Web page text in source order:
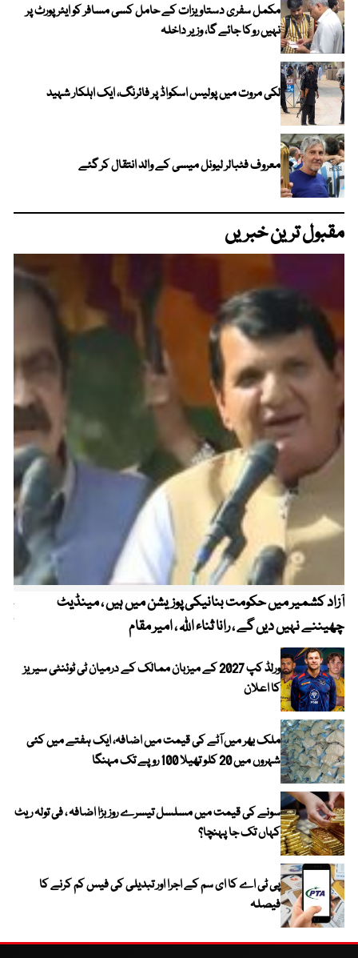
مکمل سفری دستاویزات کے حامل کسی مسافر کو ایئرپورٹ پر
نہیں روکا جائے گا، وزیر داخلہ
لکی مروت میں پولیس اسکواڈ پر فائرنگ، ایک اہلکار شہید
معروف فٹبالر لیونل میسی کے والد انتقال کر گئے
مقبول ترین خبریں
آزاد کشمیر میں حکومت بنانیکی پوزیشن میں ہیں ، مینڈیٹ
چھیننے نہیں دیں گے ، رانا ثناء اللہ ، امیر مقام
ورلڈ کپ 2027 کے میزبان ممالک کے درمیان ٹی ٹوئنٹی سیریز
کا اعلان
ملک بھر میں آٹے کی قیمت میں اضافہ، ایک ہفتے میں کئی
شہروں میں 20 کلو تھیلا 100 روپے تک مہنگا
سونے کی قیمت میں مسلسل تیسرے روز بڑا اضافہ ، فی تولہ ریٹ
کہاں تک جا پہنچا؟
پی ٹی اے کا ای سم کے اجرا اور تبدیلی کی فیس کم کرنے کا
فیصلہ